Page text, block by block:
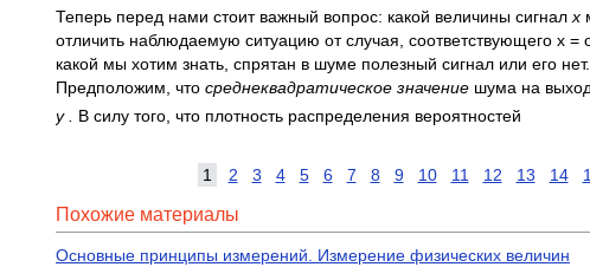
Теперь перед нами стоит важный вопрос: какой величины сигналх
отличить наблюдаемую ситуацию от случая, соответствующего x =
какой мы хотим знать, спрятан в шуме полезный сигнал или его
Предположим, что среднеквадратическое значение шума на
у . В силу того, что плотность распределения вероятностей
1 2 3 4 5 6 7 8 9 10 11 12 13 14
Похожие материалы
Основные принципы измерений. Измерение физических величин